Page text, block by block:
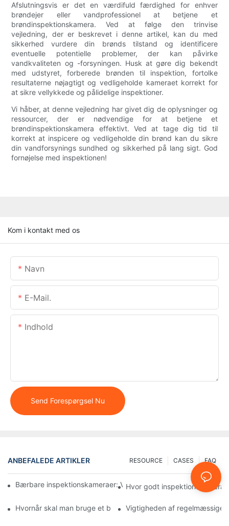
Afslutningsvis er det en værdifuld færdighed for enhver
brøndejer eller vandprofessionel at betjene et
brøndinspektionskamera. Ved at følge den trinvise
vejledning, der er beskrevet i denne artikel, kan du med
sikkerhed vurdere din brønds tilstand og identificere
eventuelle potentielle problemer, der kan påvirke
vandkvaliteten og -forsyningen. Husk at gøre dig bekendt
med udstyret, forberede brønden til inspektion, fortolke
resultaterne nøjagtigt og vedligeholde kameraet korrekt for
at sikre vellykkede og pålidelige inspektioner.
Vi håber, at denne vejledning har givet dig de oplysninger og
ressourcer, der er nødvendige for at betjene et
brøndinspektionskamera effektivt. Ved at tage dig tid til
korrekt at inspicere og vedligeholde din brønd kan du sikre
din vandforsynings sundhed og sikkerhed på lang sigt. God
fornøjelse med inspektionen!
Kom i kontakt med os
Navn
E-Mail.
Indhold
Send Forespørgsel Nu
ANBEFALEDE ARTIKLER FAQ
CASES
RESOURCE
Bærbare inspektionskameraer: Vigtige værktøjer for
Hvor godt
Hvornår skal man bruge et brøndinspektionskamera:
Vigtigheden af ​​regelmæssige